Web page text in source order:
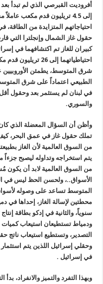
أفروديت القبرصي الذي لم تبدأ
إلى 4.5 تريليون قدم مكعب
احتياجاتهم المتزايدة من
حقول غاز الشمال وإنجلترا التي
كبيران للغاز تم اكتشافهما في
احتياطياتهما إلى
شرق المتوسط، يطمئن الأوروبيين
الطبيعي اعتماداً على شرق
في لبنان لم يستثمر بعد وحقول
والسوري.
وأظن أن السؤال المعضلة الذي
تملك حقول غاز في عمق البحر،
من السوق العالمية لأن الغاز
يتم استخراجه وتداوله ليصبح جزءاً
من السوق العالمية لابد أن يكون
الأسواق..، ولحسن الحظ ليس في
المتوسط تساعد على وصوله
ودمياط تستطيعان استيعاب
التصدير، وتستطيع استيعاب ناتج
وحقلي إسرائيل اللذين يتم
في إسرائيل .
وبهذا التفرد والتميز والانفراد،